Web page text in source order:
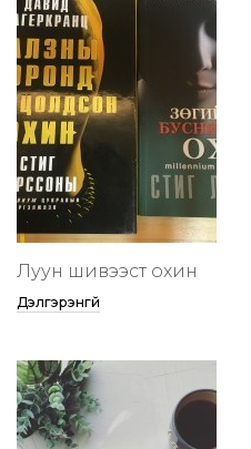
Луун шивээст охин
Дэлгэрэнгүй